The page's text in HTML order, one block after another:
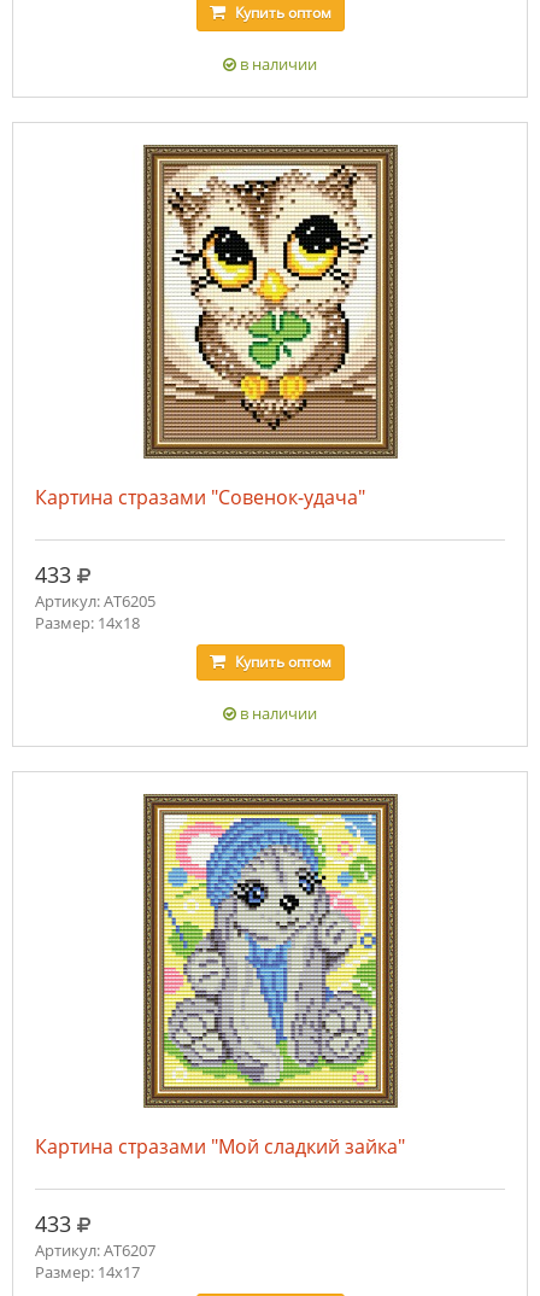
Купитьоптом
в наличии
Картина стразами "Совенок-удача"
433 руб.
Артикул: AT6205
Размер: 14х18
Купитьоптом
в наличии
Картина стразами "Мой сладкий зайка"
433 руб.
Артикул: AT6207
Размер: 14х17